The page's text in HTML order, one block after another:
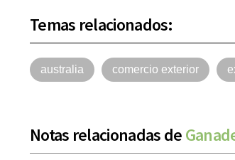
Temas relacionados:
australia comercio exterior
Notas relacionadas de